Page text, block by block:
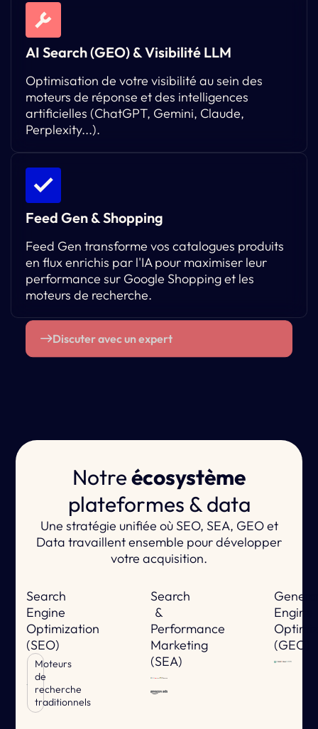
AI Search (GEO) & Visibilité LLM
Optimisation de votre visibilité au sein des
moteurs de réponse et des intelligences
artificielles (ChatGPT, Gemini, Claude,
Perplexity...).
Feed Gen & Shopping
Feed Gen transforme vos catalogues produits
en flux enrichis par l'IA pour maximiser leur
performance sur Google Shopping et les
moteurs de recherche.
Discuter avec un expert
Notreécosystème
plateformes & data
Une stratégie unifiée où SEO, SEA, GEO et
Data travaillent ensemble pour développer
votre acquisition.
Search
Engine
Optimization
(SEO)
Moteurs
de
recherche
traditionnels
Search
&
Performance
Marketing
(SEA)
Engine
(GEO)